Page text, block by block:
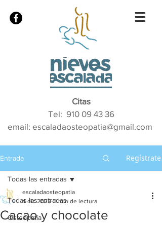
Citas
Tel: 910 09 43 36
email: escaladaosteopatia@gmail.com
Entrada Regístrate
Todas las entradas
Osteopatía
Todas las entradas
Cacao y chocolate
escaladaosteopatia
4 dic 2023 11 min de lectura